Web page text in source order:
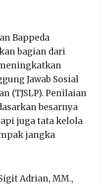
Bappeda
bagian dari
Jawab Sosial
(TJSLP). Penilaian
besarnya
juga tata kelola
jangka
Adrian, MM.,